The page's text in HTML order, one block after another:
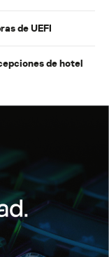
de UEFI
de hotel